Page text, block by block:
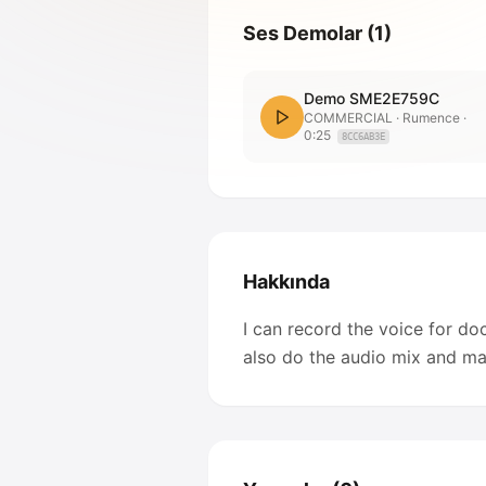
Ses Demolar (1)
Demo SME2E759C
COMMERCIAL · Rumence ·
0:25
8CC6AB3E
Hakkında
I can record the voice for
also do the audio mix and